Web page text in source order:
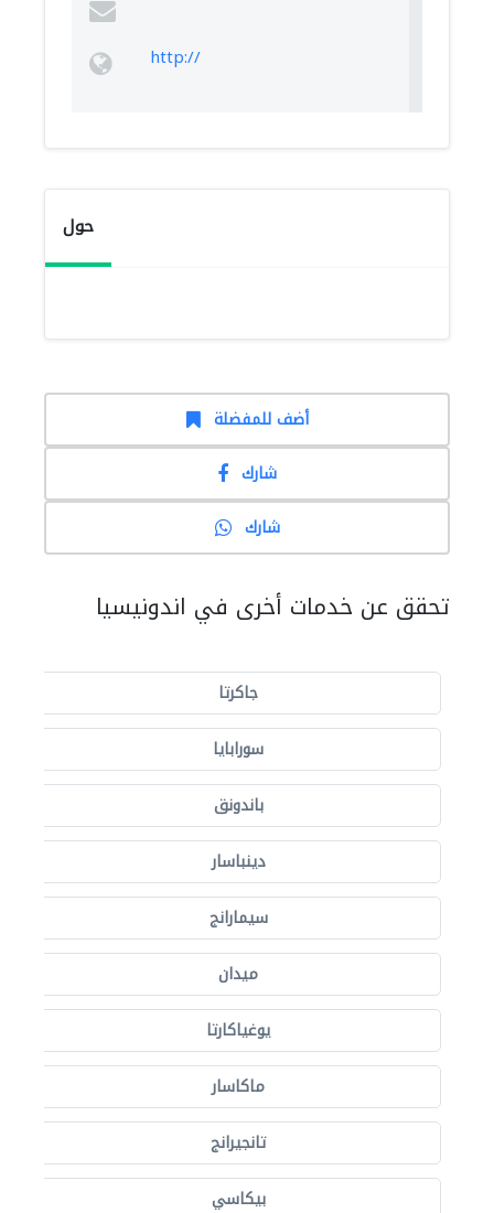
http://
حول
أضف للمفضلة
شارك
شارك
تحقق عن خدمات أخرى في اندونيسيا
جاكرتا
سورابايا
باندونق
دينباسار
سيمارانج
ميدان
يوغياكارتا
ماكاسار
تانجيرانج
بيكاسي